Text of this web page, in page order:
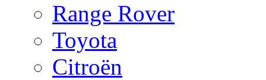
Range Rover
Toyota
Citroën